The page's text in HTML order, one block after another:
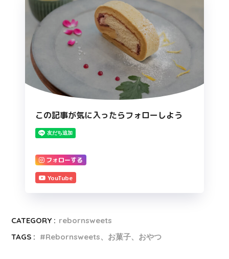
この記事が気に入ったらフォローしよう
フォローする
YouTube
CATEGORY : rebornsweets
TAGS :
Rebornsweets、お菓子、おやつ